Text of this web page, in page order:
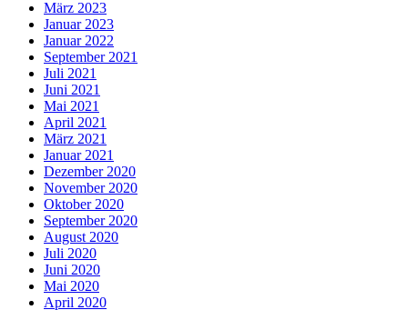
März 2023
Januar 2023
Januar 2022
September 2021
Juli 2021
Juni 2021
Mai 2021
April 2021
März 2021
Januar 2021
Dezember 2020
November 2020
Oktober 2020
September 2020
August 2020
Juli 2020
Juni 2020
Mai 2020
April 2020